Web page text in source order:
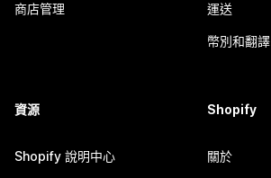
商店管理 運送
幣別和翻譯
資源
Shopify 說明中心
Shopify
關於